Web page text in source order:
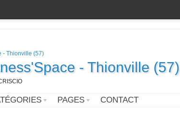
- Thionville (57)
PAGES CONTACT